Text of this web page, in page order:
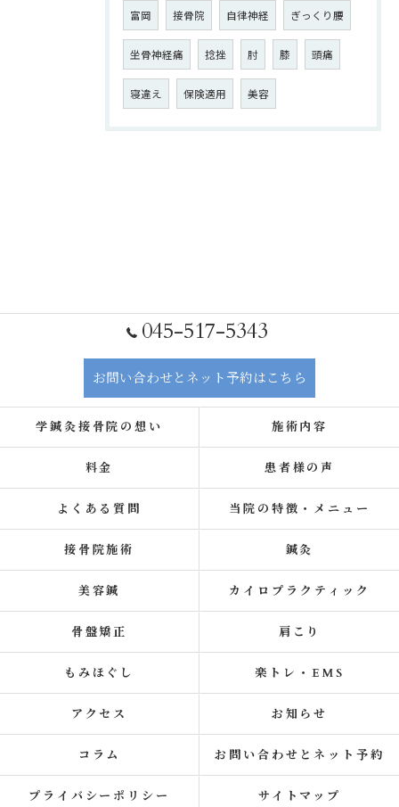
富岡 接骨院 自律神経 ぎっくり腰
坐骨神経痛 捻挫 肘 膝 頭痛
寝違え 保険適用 美容
045-517-5343
お問い合わせとネット予約はこちら
学鍼灸接骨院の想い 施術内容
料金 患者様の声
よくある質問 当院の特徴・メニュー
接骨院施術 鍼灸
美容鍼 カイロプラクティック
骨盤矯正 肩こり
もみほぐし 楽トレ・EMS
アクセス お知らせ
コラム お問い合わせとネット予約
プライバシーポリシー サイトマップ